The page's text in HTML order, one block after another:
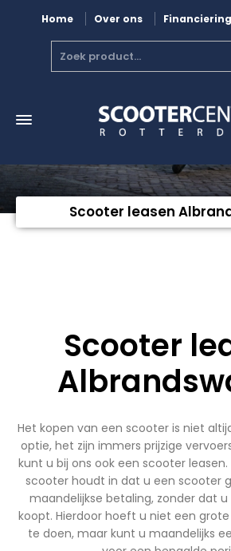
Home Over ons
Scooter leasen
Scooter
Het kopen van een scooter is niet
optie, het zijn immers prijzige
kunt u bij ons ook een scooter
scooter houdt in dat u een scooter
maandelijkse betaling, zonder dat
koopt. Hierdoor hoeft u niet een
te doen, maar kunt u maandelijks